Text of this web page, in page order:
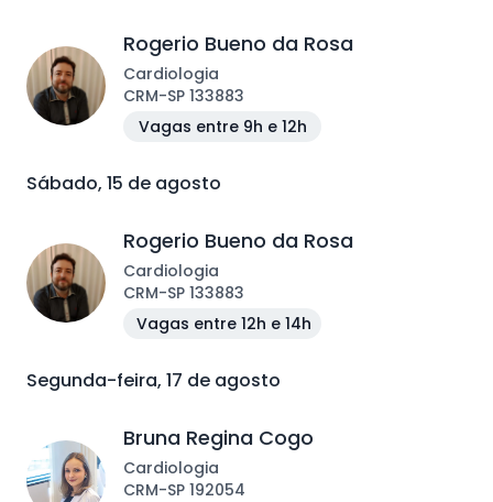
Rogerio Bueno da Rosa
Cardiologia
CRM-SP 133883
Vagas entre 9h e 12h
Sábado, 15 de agosto
Rogerio Bueno da Rosa
Cardiologia
CRM-SP 133883
Vagas entre 12h e 14h
Segunda-feira, 17 de agosto
Bruna Regina Cogo
Cardiologia
CRM-SP 192054